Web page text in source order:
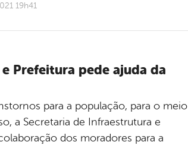
19h41
Prefeitura pede ajuda da
para a população, para o meio
a Secretaria de Infraestrutura e
dos moradores para a